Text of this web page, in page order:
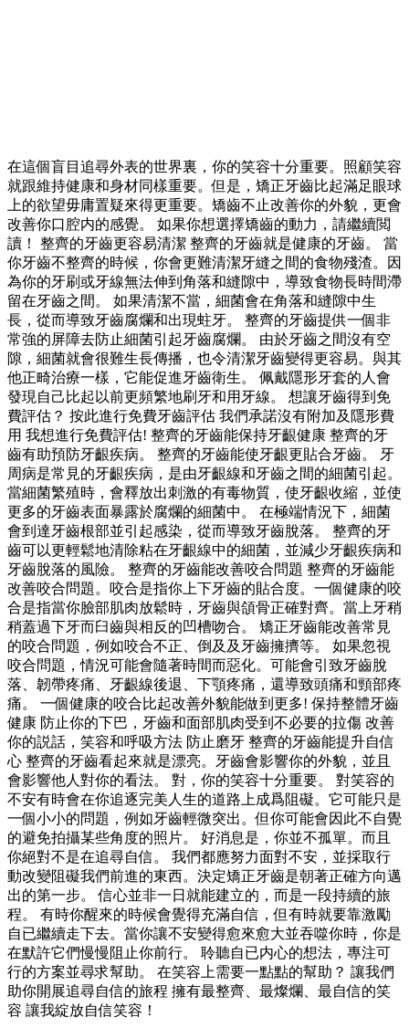
在這個盲目追尋外表的世界裏，你的笑容十分重要。照顧笑容
就跟維持健康和身材同樣重要。但是，矯正牙齒比起滿足眼球
上的欲望毋庸置疑來得更重要。矯齒不止改善你的外貌，更會
改善你口腔内的感覺。 如果你想選擇矯齒的動力，請繼續閲
讀！ 整齊的牙齒更容易清潔 整齊的牙齒就是健康的牙齒。 當
你牙齒不整齊的時候，你會更難清潔牙縫之間的食物殘渣。因
為你的牙刷或牙線無法伸到角落和縫隙中，導致食物長時間滯
留在牙齒之間。 如果清潔不當，細菌會在角落和縫隙中生
長，從而導致牙齒腐爛和出現蛀牙。 整齊的牙齒提供一個非
常強的屏障去防止細菌引起牙齒腐爛。 由於牙齒之間沒有空
隙，細菌就會很難生長傳播，也令清潔牙齒變得更容易。與其
他正畸治療一樣，它能促進牙齒衛生。 佩戴隱形牙套的人會
發現自己比起以前更頻繁地刷牙和用牙線。 想讓牙齒得到免
費評估？ 按此進行免費牙齒評估 我們承諾沒有附加及隱形費
用 我想進行免費評估! 整齊的牙齒能保持牙齦健康 整齊的牙
齒有助預防牙齦疾病。 整齊的牙齒能使牙齦更貼合牙齒。 牙
周病是常見的牙齦疾病，是由牙齦線和牙齒之間的細菌引起。
當細菌繁殖時，會釋放出刺激的有毒物質，使牙齦收縮，並使
更多的牙齒表面暴露於腐爛的細菌中。 在極端情況下，細菌
會到達牙齒根部並引起感染，從而導致牙齒脫落。 整齊的牙
齒可以更輕鬆地清除粘在牙齦線中的細菌，並減少牙齦疾病和
牙齒脫落的風險。 整齊的牙齒能改善咬合問題 整齊的牙齒能
改善咬合問題。咬合是指你上下牙齒的貼合度。一個健康的咬
合是指當你臉部肌肉放鬆時，牙齒與頜骨正確對齊。當上牙稍
稍蓋過下牙而臼齒與相反的凹槽吻合。 矯正牙齒能改善常見
的咬合問題，例如咬合不正、倒及及牙齒擁擠等。 如果忽視
咬合問題，情況可能會隨著時間而惡化。可能會引致牙齒脫
落、韌帶疼痛、牙齦線後退、下顎疼痛，還導致頭痛和頸部疼
痛。 一個健康的咬合比起改善外貌能做到更多! 保持整體牙齒
健康 防止你的下巴，牙齒和面部肌肉受到不必要的拉傷 改善
你的説話，笑容和呼吸方法 防止磨牙 整齊的牙齒能提升自信
心 整齊的牙齒看起來就是漂亮。牙齒會影響你的外貌，並且
會影響他人對你的看法。 對，你的笑容十分重要。 對笑容的
不安有時會在你追逐完美人生的道路上成爲阻礙。它可能只是
一個小小的問題，例如牙齒輕微突出。但你可能會因此不自覺
的避免拍攝某些角度的照片。 好消息是，你並不孤單。而且
你絕對不是在追尋自信。 我們都應努力面對不安，並採取行
動改變阻礙我們前進的東西。決定矯正牙齒是朝著正確方向邁
出的第一步。 信心並非一日就能建立的，而是一段持續的旅
程。 有時你醒來的時候會覺得充滿自信，但有時就要靠激勵
自已繼續走下去。當你讓不安變得愈來愈大並吞噬你時，你是
在默許它們慢慢阻止你前行。 聆聽自已内心的想法，專注可
行的方案並尋求幫助。 在笑容上需要一點點的幫助？ 讓我們
助你開展追尋自信的旅程 擁有最整齊、最燦爛、最自信的笑
容 讓我綻放自信笑容！